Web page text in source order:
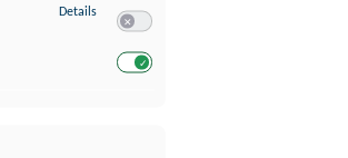
Details zu Entwicklung und Verbesserung der Angebote